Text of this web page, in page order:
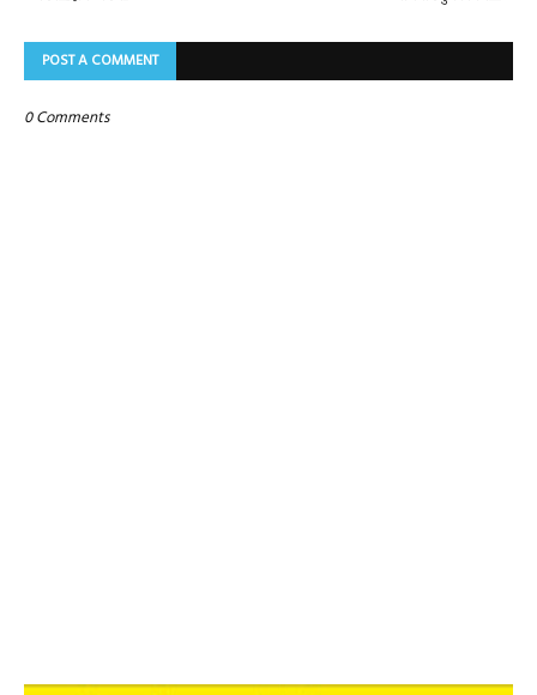
POST A COMMENT
0 Comments